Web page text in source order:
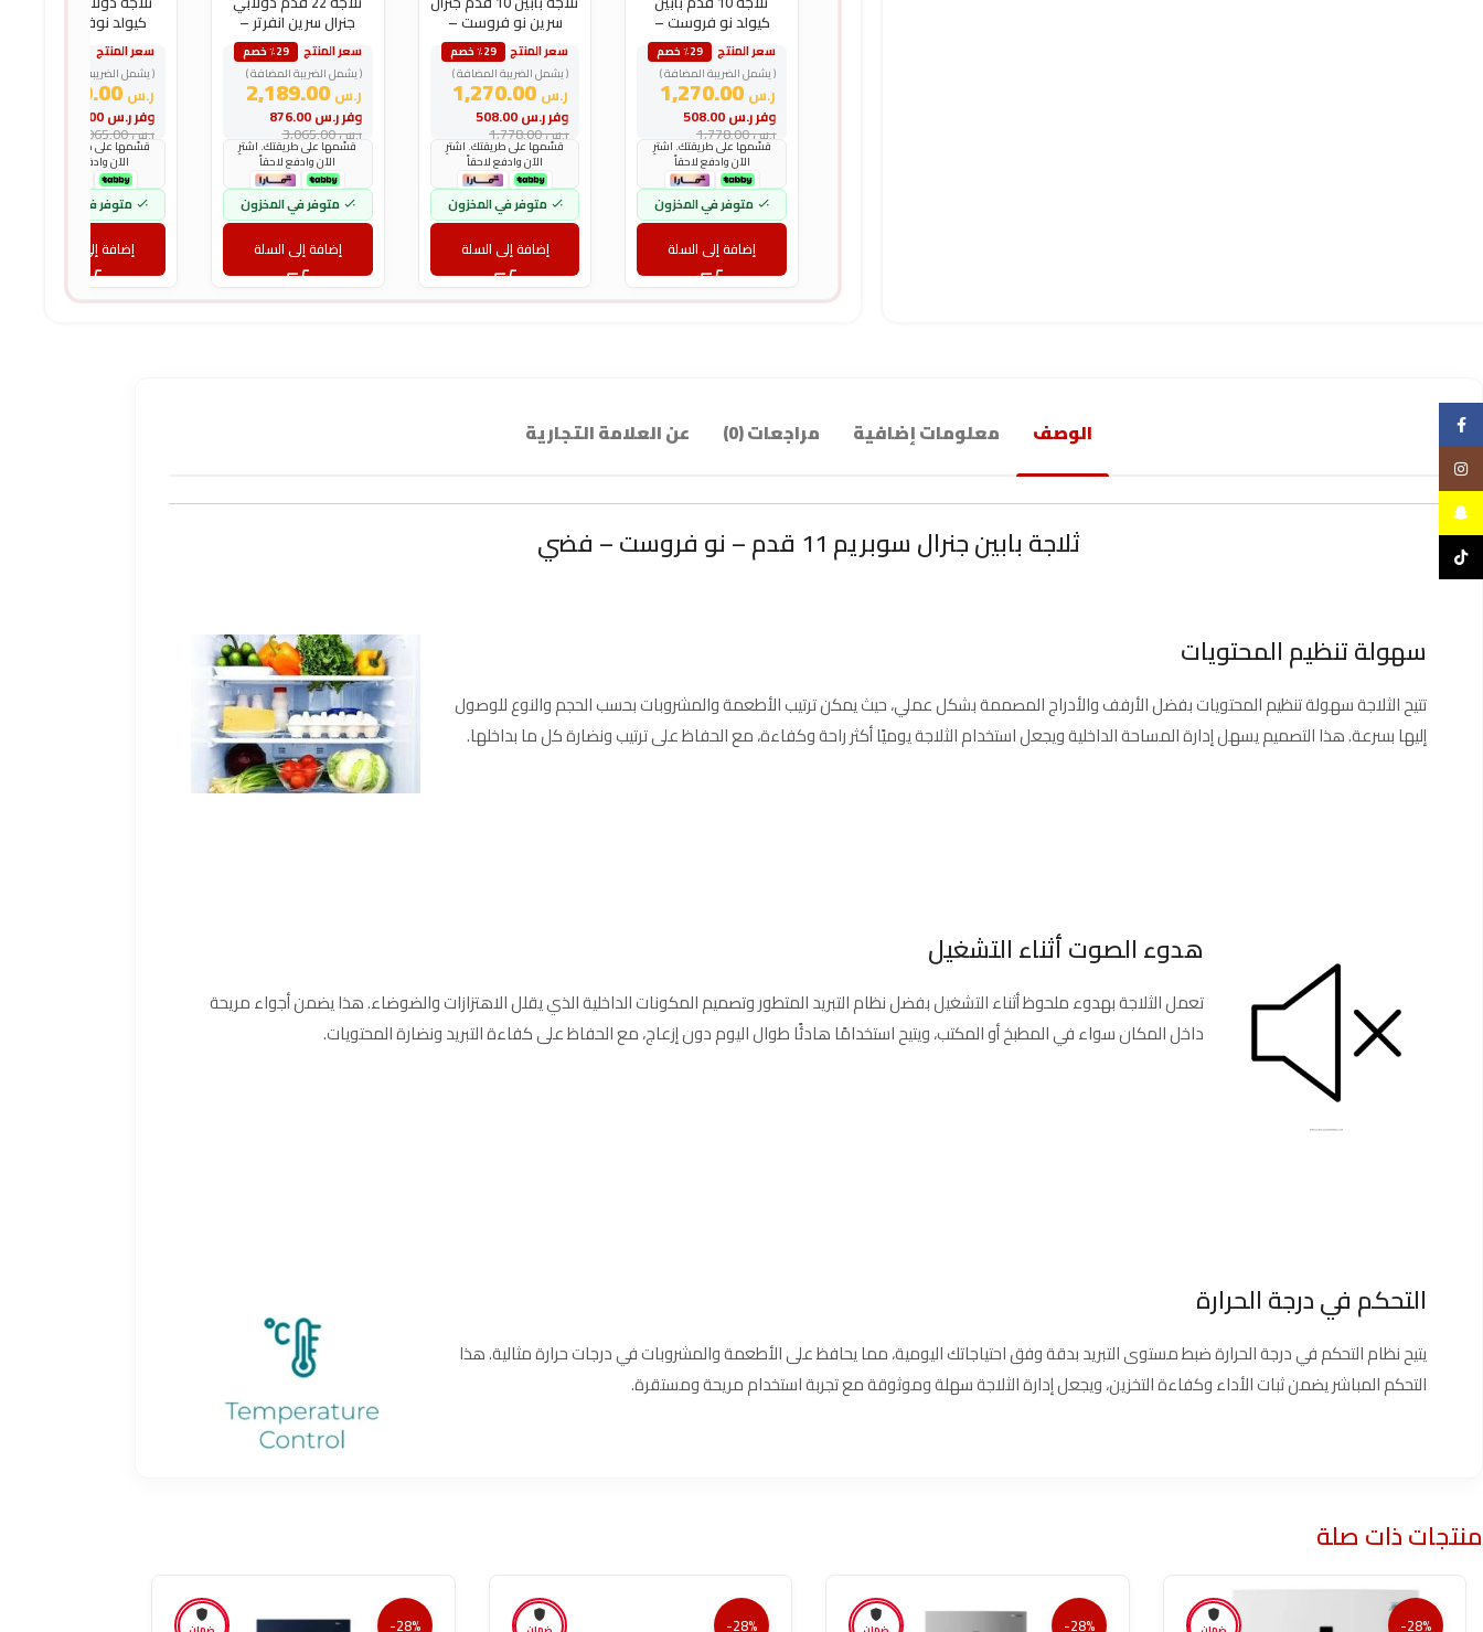
كيولد نو فروست –
فضيسعر المنتج
٪29 خصم
( يشمل الضريبة المضافة )
ر.س1,270.00
وفرر.س
ر.س1,778.00
قسّمها على طريقتك. اشترِ
الآن وادفع لاحقاً
متوفر في المخزون
إضافة إلى السلة
سرين نو فروست –
فضيسعر المنتج
٪29 خصم
( يشمل الضريبة المضافة )
ر.س1,270.00
وفرر.س
ر.س1,778.00
قسّمها على طريقتك. اشترِ
الآن وادفع لاحقاً
متوفر في المخزون
إضافة إلى السلة
جنرال سرين انفرتر –
فضيسعر المنتج
٪29 خصم
( يشمل الضريبة المضافة )
ر.س2,189.00
وفرر.س876.00
ر.س3,065.00
قسّمها على طريقتك. اشترِ
الآن وادفع لاحقاً
متوفر في المخزون
إضافة إلى السلة
كيولد نوفروست –
فضيسعر المنتج
( يشمل الضريبة المضافة )
ر.س2,189.00
وفرر.س876.00
ر.س3,065.00
قسّمها على طريقتك. اشترِ
الآن وادفع لاحقاً
متوفر في المخزون
إضافة إلى السلة
الوصف معلومات إضافية مراجعات (0) عن العلامة التجارية
ثلاجة بابين جنرال سوبريم 11 قدم – نو فروست – فضي
سهولة تنظيم المحتويات
تتيح الثلاجة سهولة تنظيم المحتويات بفضل الأرفف والأدراج المصممة بشكل عملي، حيث يمكن ترتيب الأطعمة والمشروبات بحسب الحجم والنوع للوصول
إليها بسرعة. هذا التصميم يسهل إدارة المساحة الداخلية ويجعل استخدام الثلاجة يوميًا أكثر راحة وكفاءة، مع الحفاظ على ترتيب ونضارة كل ما بداخلها.
هدوء الصوت أثناء التشغيل
تعمل الثلاجة بهدوء ملحوظ أثناء التشغيل بفضل نظام التبريد المتطور وتصميم المكونات الداخلية الذي يقلل الاهتزازات والضوضاء. هذا يضمن أجواء مريحة
داخل المكان سواء في المطبخ أو المكتب، ويتيح استخدامًا هادئًا طوال اليوم دون إزعاج، مع الحفاظ على كفاءة التبريد ونضارة المحتويات.
التحكم في درجة الحرارة
يتيح نظام التحكم في درجة الحرارة ضبط مستوى التبريد بدقة وفق احتياجاتك اليومية، مما يحافظ على الأطعمة والمشروبات في درجات حرارة مثالية. هذا
التحكم المباشر يضمن ثبات الأداء وكفاءة التخزين، ويجعل إدارة الثلاجة سهلة وموثوقة مع تجربة استخدام مريحة ومستقرة.
منتجات ذات صلة
-28%
-28%
-28%
-28%
Snapchat